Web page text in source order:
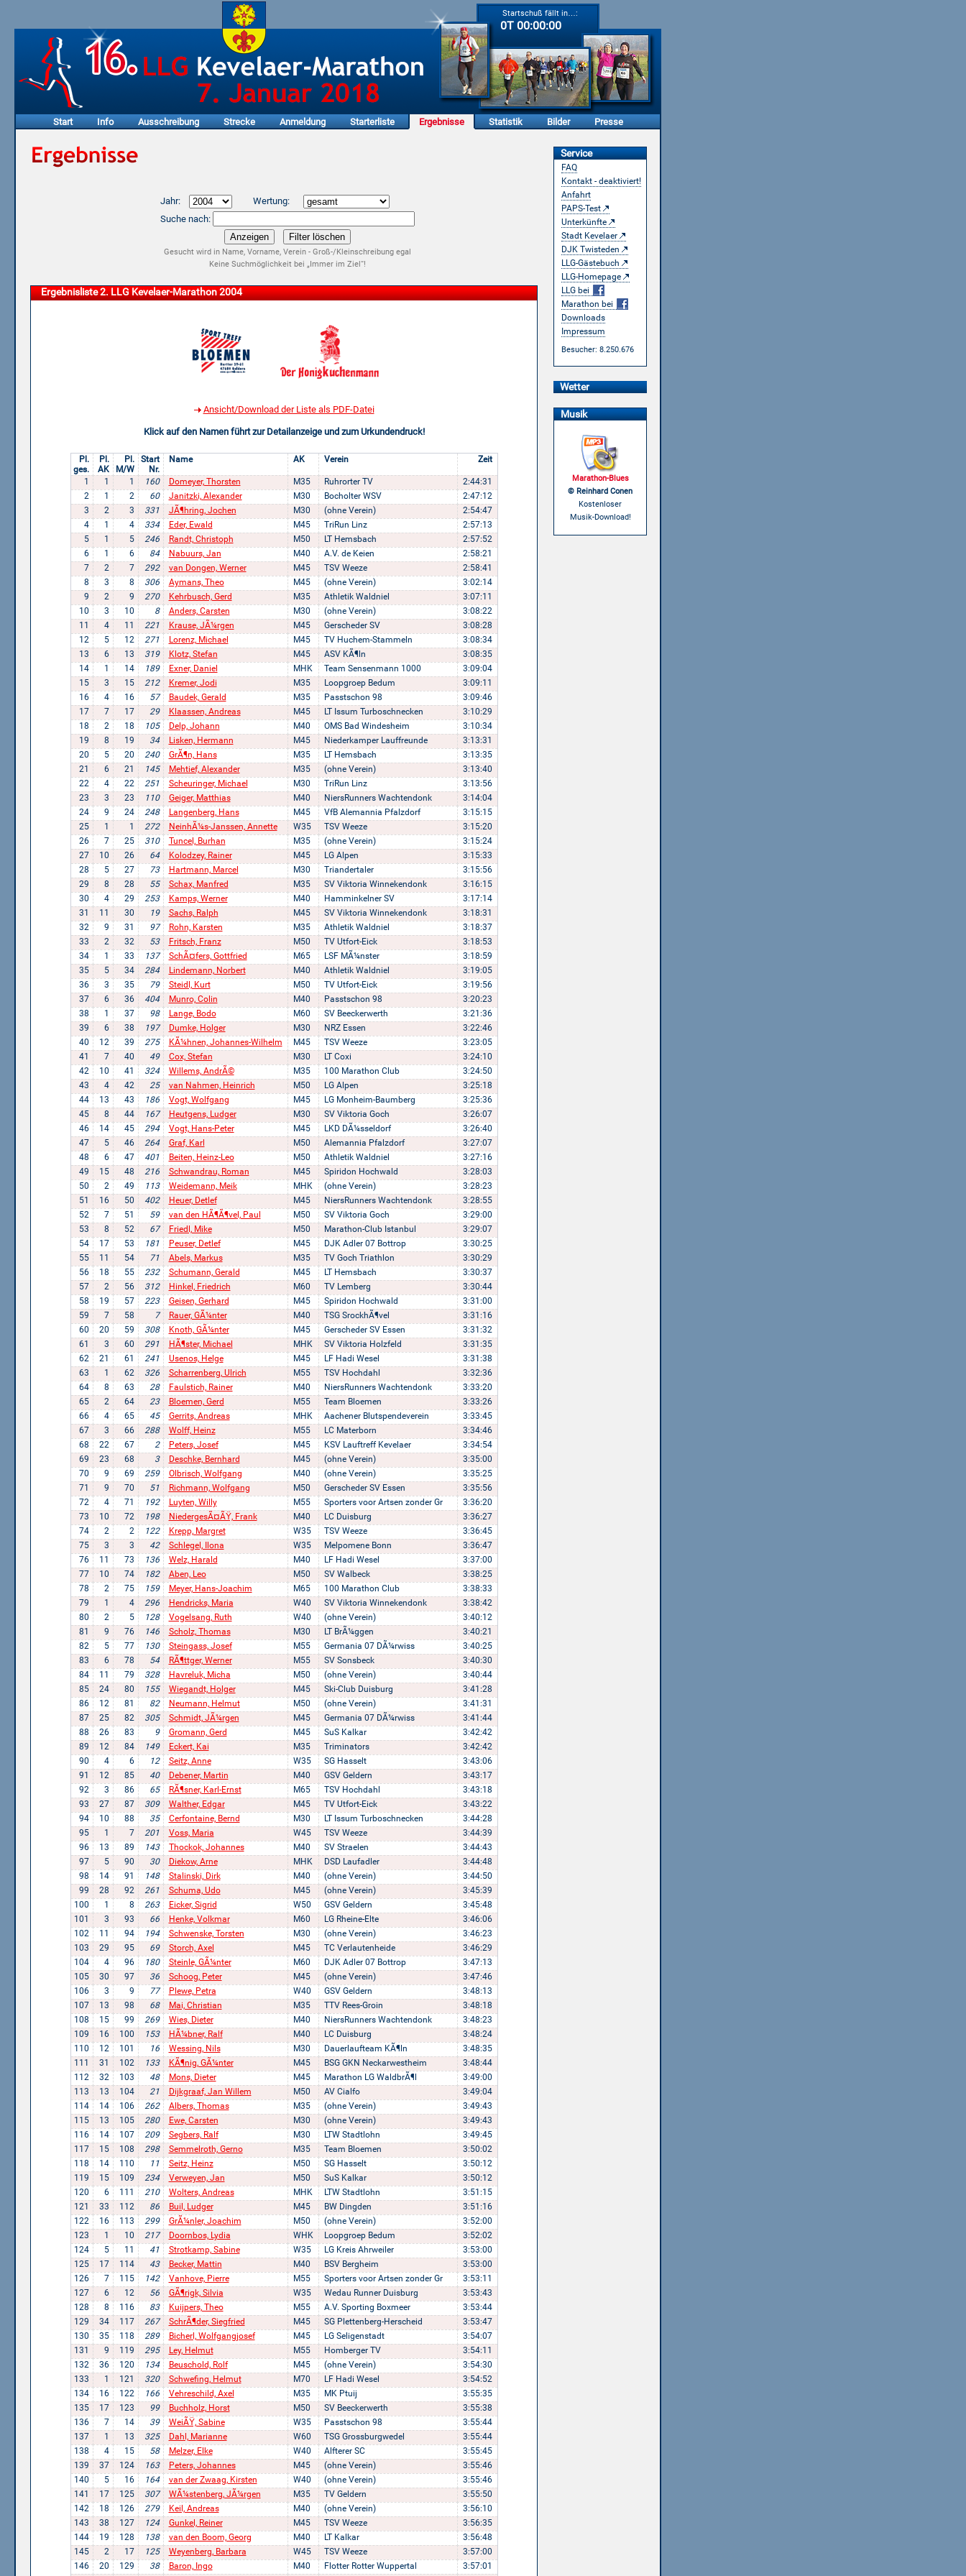
Startschuß fällt in…:
0T 00:00:00
Start Info Ausschreibung Strecke Anmeldung Starterliste Ergebnisse Statistik Bilder Presse
Service
FAQ
Kontakt - deaktiviert!
Anfahrt
PAPS-Test
Unterkünfte
Stadt Kevelaer
DJK Twisteden
LLG-Gästebuch
LLG-Homepage
LLG bei
Marathon bei
Downloads
Impressum
Besucher: 8.250.676
Wetter
Musik
Marathon-Blues
© Reinhard Conen
Kostenloser
Musik-Download!
Jahr:
Wertung:
Suche nach:
Gesucht wird in Name, Vorname, Verein - Groß-/Kleinschreibung egal
Keine Suchmöglichkeit bei „Immer im Ziel“!
Ergebnisliste 2. LLG Kevelaer-Marathon 2004
Ansicht/Download der Liste als PDF-Datei
Klick auf den Namen führt zur Detailanzeige und zum Urkundendruck!
Pl.
ges.
Pl.
AK
Pl.
M/W
Start
Nr.
Name AK Verein Zeit
1 1 1 160 Domeyer, Thorsten M35 Ruhrorter TV
2:44:31
2
1 2 60 Janitzki, Alexander M30 Bocholter WSV
2:47:12
3
2 3 331 JÃ¶hring, Jochen M30 (ohne Verein)
2:54:47
4
1 4 334 Eder, Ewald M45 TriRun Linz
2:57:13
5
1 5 246 Randt, Christoph M50 LT Hemsbach
2:57:52
6
1 6 84 Nabuurs, Jan M40 A.V. de Keien
2:58:21
7
2 7 292 van Dongen, Werner M45 TSV Weeze
2:58:41
8
3 8 306 Aymans, Theo M45 (ohne Verein)
3:02:14
9
2 9 270 Kehrbusch, Gerd M35 Athletik Waldniel
3:07:11
10
3 10 8 Anders, Carsten M30 (ohne Verein)
3:08:22
11
4 11 221 Krause, JÃ¼rgen M45 Gerscheder SV
3:08:28
12
5 12 271 Lorenz, Michael M45 TV Huchem-Stammeln
3:08:34
13
6 13 319 Klotz, Stefan M45 ASV KÃ¶ln
3:08:35
14
1 14 189 Exner, Daniel MHK Team Sensenmann 1000
3:09:04
15
3 15 212 Kremer, Jodi M35 Loopgroep Bedum
3:09:11
16
4 16 57 Baudek, Gerald M35 Passtschon 98
3:09:46
17
7 17 29 Klaassen, Andreas M45 LT Issum Turboschnecken
3:10:29
18
2 18 105 Delp, Johann M40 OMS Bad Windesheim
3:10:34
19
8 19 34 Lisken, Hermann M45 Niederkamper Lauffreunde
3:13:31
20
5 20 240 GrÃ¶n, Hans M35 LT Hemsbach
3:13:35
21
6 21 145 Mehtief, Alexander M35 (ohne Verein)
3:13:40
22
4 22 251 Scheuringer, Michael M30 TriRun Linz
3:13:56
23
3 23 110 Geiger, Matthias M40 NiersRunners Wachtendonk
3:14:04
24
9 24 248 Langenberg, Hans M45 VfB Alemannia Pfalzdorf
3:15:15
25
1 1 272 NeinhÃ¼s-Janssen, Annette W35 TSV Weeze
3:15:20
26
7 25 310 Tuncel, Burhan M35 (ohne Verein)
3:15:24
27
10 26 64 Kolodzey, Rainer M45 LG Alpen
3:15:33
28
5 27 73 Hartmann, Marcel M30 Triandertaler
3:15:56
29
8 28 55 Schax, Manfred M35 SV Viktoria Winnekendonk
3:16:15
30
4 29 253 Kamps, Werner M40 Hamminkelner SV
3:17:14
31
11 30 19 Sachs, Ralph M45 SV Viktoria Winnekendonk
3:18:31
32
9 31 97 Rohn, Karsten M35 Athletik Waldniel
3:18:37
33
2 32 53 Fritsch, Franz M50 TV Utfort-Eick
3:18:53
34
1 33 137 SchÃ¤fers, Gottfried M65 LSF MÃ¼nster
3:18:59
35
5 34 284 Lindemann, Norbert M40 Athletik Waldniel
3:19:05
36
3 35 79 Steidl, Kurt M50 TV Utfort-Eick
3:19:56
37
6 36 404 Munro, Colin M40 Passtschon 98
3:20:23
38
1 37 98 Lange, Bodo M60 SV Beeckerwerth
3:21:36
39
6 38 197 Dumke, Holger M30 NRZ Essen
3:22:46
40
12 39 275 KÃ¼hnen, Johannes-Wilhelm M45 TSV Weeze
3:23:05
41
7 40 49 Cox, Stefan M30 LT Coxi
3:24:10
42
10 41 324 Willems, AndrÃ© M35 100 Marathon Club
3:24:50
43
4 42 25 van Nahmen, Heinrich M50 LG Alpen
3:25:18
44
13 43 186 Vogt, Wolfgang M45 LG Monheim-Baumberg
3:25:36
45
8 44 167 Heutgens, Ludger M30 SV Viktoria Goch
3:26:07
46
14 45 294 Vogt, Hans-Peter M45 LKD DÃ¼sseldorf
3:26:40
47
5 46 264 Graf, Karl M50 Alemannia Pfalzdorf
3:27:07
48
6 47 401 Beiten, Heinz-Leo M50 Athletik Waldniel
3:27:16
49
15 48 216 Schwandrau, Roman M45 Spiridon Hochwald
3:28:03
50
2 49 113 Weidemann, Meik MHK (ohne Verein)
3:28:23
51
16 50 402 Heuer, Detlef M45 NiersRunners Wachtendonk
3:28:55
52
7 51 59 van den HÃ¶Ã¶vel, Paul M50 SV Viktoria Goch
3:29:00
53
8 52 67 Friedl, Mike M50 Marathon-Club Istanbul
3:29:07
54
17 53 181 Peuser, Detlef M45 DJK Adler 07 Bottrop
3:30:25
55
11 54 71 Abels, Markus M35 TV Goch Triathlon
3:30:29
56
18 55 232 Schumann, Gerald M45 LT Hemsbach
3:30:37
57
2 56 312 Hinkel, Friedrich M60 TV Lemberg
3:30:44
58
19 57 223 Geisen, Gerhard M45 Spiridon Hochwald
3:31:00
59
7 58 7 Rauer, GÃ¼nter M40 TSG SrockhÃ¶vel
3:31:16
60
20 59 308 Knoth, GÃ¼nter M45 Gerscheder SV Essen
3:31:32
61
3 60 291 HÃ¶ster, Michael MHK SV Viktoria Holzfeld
3:31:35
62
21 61 241 Usenos, Helge M45 LF Hadi Wesel
3:31:38
63
1 62 326 Scharrenberg, Ulrich M55 TSV Hochdahl
3:32:36
64
8 63 28 Faulstich, Rainer M40 NiersRunners Wachtendonk
3:33:20
65
2 64 23 Bloemen, Gerd M55 Team Bloemen
3:33:26
66
4 65 45 Gerrits, Andreas MHK Aachener Blutspendeverein
3:33:45
67
3 66 288 Wolff, Heinz M55 LC Materborn
3:34:46
68
22 67 2 Peters, Josef M45 KSV Lauftreff Kevelaer
3:34:54
69
23 68 3 Deschke, Bernhard M45 (ohne Verein)
3:35:00
70
9 69 259 Olbrisch, Wolfgang M40 (ohne Verein)
3:35:25
71
9 70 51 Richmann, Wolfgang M50 Gerscheder SV Essen
3:35:56
72
4 71 192 Luyten, Willy M55 Sporters voor Artsen zonder Gr
3:36:20
73
10 72 198 NiedergesÃ¤ÃŸ, Frank M40 LC Duisburg
3:36:27
74
2 2 122 Krepp, Margret W35 TSV Weeze
3:36:45
75
3 3 42 Schlegel, Ilona W35 Melpomene Bonn
3:36:47
76
11 73 136 Welz, Harald M40 LF Hadi Wesel
3:37:00
77
10 74 182 Aben, Leo M50 SV Walbeck
3:38:25
78
2 75 159 Meyer, Hans-Joachim M65 100 Marathon Club
3:38:33
79
1 4 296 Hendricks, Maria W40 SV Viktoria Winnekendonk
3:38:42
80
2 5 128 Vogelsang, Ruth W40 (ohne Verein)
3:40:12
81
9 76 146 Scholz, Thomas M30 LT BrÃ¼ggen
3:40:21
82
5 77 130 Steingass, Josef M55 Germania 07 DÃ¼rwiss
3:40:25
83
6 78 54 RÃ¶ttger, Werner M55 SV Sonsbeck
3:40:30
84
11 79 328 Havreluk, Micha M50 (ohne Verein)
3:40:44
85
24 80 155 Wiegandt, Holger M45 Ski-Club Duisburg
3:41:28
86
12 81 82 Neumann, Helmut M50 (ohne Verein)
3:41:31
87
25 82 305 Schmidt, JÃ¼rgen M45 Germania 07 DÃ¼rwiss
3:41:44
88
26 83 9 Gromann, Gerd M45 SuS Kalkar
3:42:42
89
12 84 149 Eckert, Kai M35 Triminators
3:42:42
90
4 6 12 Seitz, Anne W35 SG Hasselt
3:43:06
91
12 85 40 Debener, Martin M40 GSV Geldern
3:43:17
92
3 86 65 RÃ¶sner, Karl-Ernst M65 TSV Hochdahl
3:43:18
93
27 87 309 Walther, Edgar M45 TV Utfort-Eick
3:43:22
94
10 88 35 Cerfontaine, Bernd M30 LT Issum Turboschnecken
3:44:28
95
1 7 201 Voss, Maria W45 TSV Weeze
3:44:39
96
13 89 143 Thockok, Johannes M40 SV Straelen
3:44:43
97
5 90 30 Diekow, Arne MHK DSD Laufadler
3:44:48
98
14 91 148 Stalinski, Dirk M40 (ohne Verein)
3:44:50
99
28 92 261 Schuma, Udo M45 (ohne Verein)
3:45:39
100
1 8 263 Eicker, Sigrid W50 GSV Geldern
3:45:48
101
3 93 66 Henke, Volkmar M60 LG Rheine-Elte
3:46:06
102
11 94 194 Schwenske, Torsten M30 (ohne Verein)
3:46:23
103
29 95 69 Storch, Axel M45 TC Verlautenheide
3:46:29
104
4 96 180 Steinle, GÃ¼nter M60 DJK Adler 07 Bottrop
3:47:13
105
30 97 36 Schoog, Peter M45 (ohne Verein)
3:47:46
106
3 9 77 Plewe, Petra W40 GSV Geldern
3:48:13
107
13 98 68 Mai, Christian M35 TTV Rees-Groin
3:48:18
108
15 99 269 Wies, Dieter M40 NiersRunners Wachtendonk
3:48:23
109
16 100 153 HÃ¼bner, Ralf M40 LC Duisburg
3:48:24
110
12 101 16 Wessing, Nils M30 Dauerlaufteam KÃ¶ln
3:48:35
111
31 102 133 KÃ¶nig, GÃ¼nter M45 BSG GKN Neckarwestheim
3:48:44
112
32 103 48 Mons, Dieter M45 Marathon LG WaldbrÃ¶l
3:49:00
113
13 104 21 Dijkgraaf, Jan Willem M50 AV Cialfo
3:49:04
114
14 106 262 Albers, Thomas M35 (ohne Verein)
3:49:43
115
13 105 280 Ewe, Carsten M30 (ohne Verein)
3:49:43
116
14 107 209 Segbers, Ralf M30 LTW Stadtlohn
3:49:45
117
15 108 298 Semmelroth, Gerno M35 Team Bloemen
3:50:02
118
14 110 11 Seitz, Heinz M50 SG Hasselt
3:50:12
119
15 109 234 Verweyen, Jan M50 SuS Kalkar
3:50:12
120
6 111 210 Wolters, Andreas MHK LTW Stadtlohn
3:51:15
121
33 112 86 Buil, Ludger M45 BW Dingden
3:51:16
122
16 113 299 GrÃ¼nler, Joachim M50 (ohne Verein)
3:52:00
123
1 10 217 Doornbos, Lydia WHK Loopgroep Bedum
3:52:02
124
5 11 41 Strotkamp, Sabine W35 LG Kreis Ahrweiler
3:53:00
125
17 114 43 Becker, Mattin M40 BSV Bergheim
3:53:00
126
7 115 142 Vanhove, Pierre M55 Sporters voor Artsen zonder Gr
3:53:11
127
6 12 56 GÃ¶rigk, Silvia W35 Wedau Runner Duisburg
3:53:43
128
8 116 83 Kuijpers, Theo M55 A.V. Sporting Boxmeer
3:53:44
129
34 117 267 SchrÃ¶der, Siegfried M45 SG Plettenberg-Herscheid
3:53:47
130
35 118 289 Bicherl, Wolfgangjosef M45 LG Seligenstadt
3:54:07
131
9 119 295 Ley, Helmut M55 Homberger TV
3:54:11
132
36 120 134 Beuschold, Rolf M45 (ohne Verein)
3:54:30
133
1 121 320 Schwefing, Helmut M70 LF Hadi Wesel
3:54:52
134
16 122 166 Vehreschild, Axel M35 MK Ptuij
3:55:35
135
17 123 99 Buchholz, Horst M50 SV Beeckerwerth
3:55:38
136
7 14 39 WeiÃŸ, Sabine W35 Passtschon 98
3:55:44
137
1 13 325 Dahl, Marianne W60 TSG Grossburgwedel
3:55:44
138
4 15 58 Melzer, Elke W40 Alfterer SC
3:55:45
139
37 124 163 Peters, Johannes M45 (ohne Verein)
3:55:46
140
5 16 164 van der Zwaag, Kirsten W40 (ohne Verein)
3:55:46
141
17 125 307 WÃ¼stenberg, JÃ¼rgen M35 TV Geldern
3:55:50
142
18 126 279 Keil, Andreas M40 (ohne Verein)
3:56:10
143
38 127 124 Gunkel, Reiner M45 TSV Weeze
3:56:35
144
19 128 138 van den Boom, Georg M40 LT Kalkar
3:56:48
145
2 17 125 Weyenberg, Barbara W45 TSV Weeze
3:57:00
146
20 129 38 Baron, Ingo M40 Flotter Rotter Wuppertal
3:57:01